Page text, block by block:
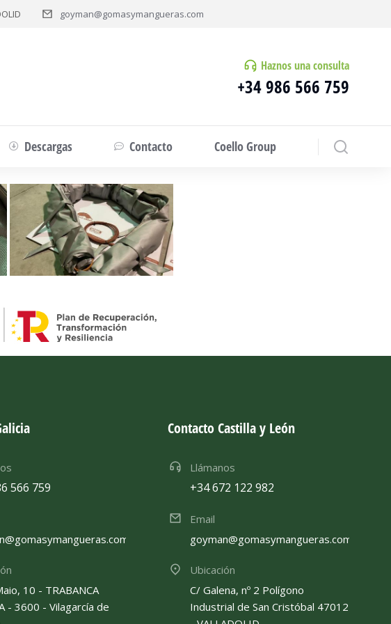
goyman@gomasymangueras.com
Haznos una consulta
+34 986 566 759
Descargas Contacto Coello Group
566 759
10 - TRABANCA
- 3600 - Vilagarcía de
Contacto Castilla y León
Llámanos
+34 672 122 982
Email
goyman@gomasymangueras.com
Ubicación
C/ Galena, nº 2 Polígono
Industrial de San Cristóbal 47012